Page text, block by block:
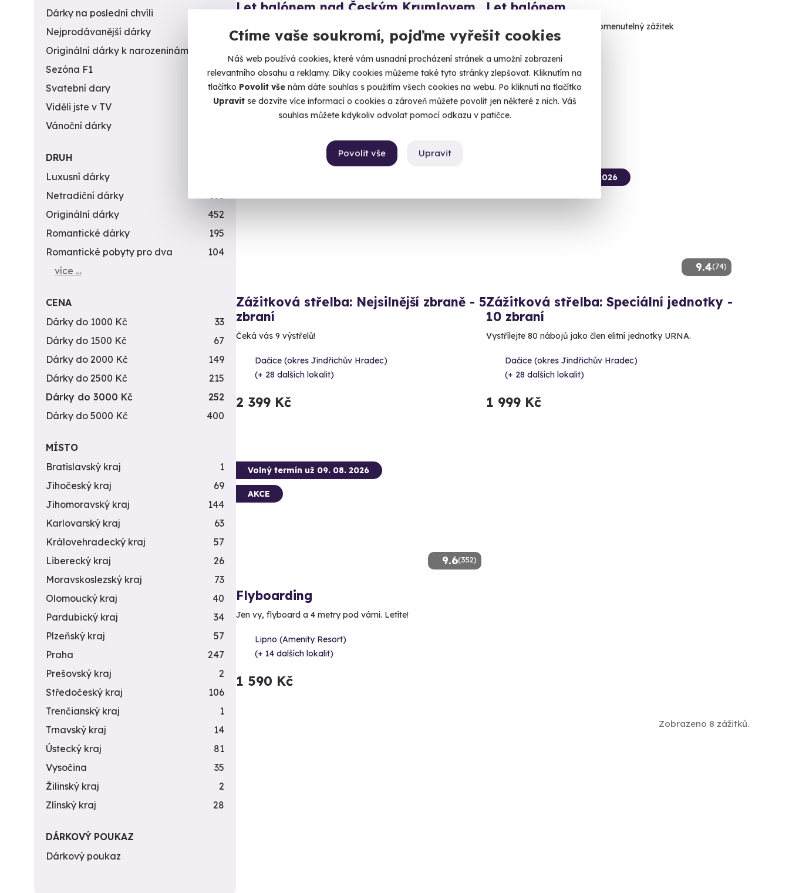
Ctíme vaše soukromí, pojďme vyřešit cookies
Náš web používá cookies, které vám usnadní procházení stránek a umožní zobrazení
relevantního obsahu a reklamy. Díky cookies můžeme také tyto stránky zlepšovat. Kliknutím na
tlačítko Povolit vše nám dáte souhlas s použitím všech cookies na webu. Po kliknutí na tlačítko
Upravitse dozvíte více informací o cookies a zároveň můžete povolit jen některé z nich. Váš
souhlas můžete kdykoliv odvolat pomocí odkazu v patičce.
Upravit
Povolit vše
Let balónem nad Českým Krumlovem
města.
Český Krumlov
3 490 Kč
2 950 Kč
Let balónem
Dechberoucí výhled a nezapomenutelný zážitek
(+ 40 dalších lokalit)
3 490 Kč
2 590 Kč
Zážitková střelba: Nejsilnější zbraně - 5
zbraní
Čeká vás 9 výstřelů!
Dačice (okres Jindřichův Hradec)
(+ 28 dalších lokalit)
2 399 Kč
9.4(74)
Volný termín už 12. 08. 2026
Zážitková střelba: Speciální jednotky -
10 zbraní
Vystřílejte 80 nábojů jako člen elitní jednotky URNA.
Dačice (okres Jindřichův Hradec)
(+ 28 dalších lokalit)
1 999 Kč
9.6(352)
Volný termín už 09. 08. 2026
AKCE
Flyboarding
Jen vy, flyboard a 4 metry pod vámi. Letíte!
Lipno (Amenity Resort)
(+ 14 dalších lokalit)
1 590 Kč
Zobrazeno 8 zážitků.
Dárky na poslední chvíli
450
Nejprodávanější dárky
Originální dárky k narozeninám
Sezóna F1
4
Svatební dary
196
Viděli jste v TV
31
Vánoční dárky
DRUH
Luxusní dárky
Netradiční dárky
353
Originální dárky
452
Romantické dárky
195
Romantické pobyty pro dva
104
více …
CENA
Dárky do 1000 Kč
33
Dárky do 1500 Kč
67
Dárky do 2000 Kč
149
Dárky do 2500 Kč
215
Dárky do 3000 Kč
252
Dárky do 5000 Kč
400
MÍSTO
Bratislavský kraj
1
Jihočeský kraj
69
Jihomoravský kraj
144
Karlovarský kraj
63
Královehradecký kraj
57
Liberecký kraj
26
Moravskoslezský kraj
73
Olomoucký kraj
40
Pardubický kraj
34
Plzeňský kraj
57
Praha
247
Prešovský kraj
2
Středočeský kraj
106
Trenčianský kraj
1
Trnavský kraj
14
Ústecký kraj
81
Vysočina
35
Žilinský kraj
2
Zlínský kraj
28
DÁRKOVÝ POUKAZ
Dárkový poukaz